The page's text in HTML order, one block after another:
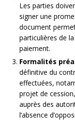
Les parties
signer une
document
particulières de
paiement.
Formalités
définitive du
effectuées,
projet de
auprès des
l’absence